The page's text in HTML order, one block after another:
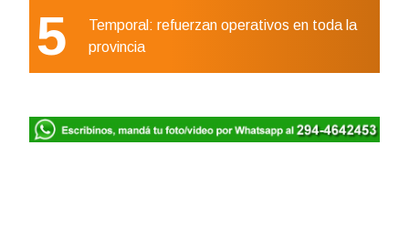
5
Temporal: refuerzan operativos en toda la
provincia